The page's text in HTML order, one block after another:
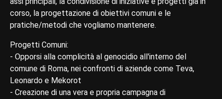
corso, la progettazione di obiettivi comuni e le
pratiche/metodi che vogliamo mantenere.
Progetti Comuni:
- Opporsi alla complicità al genocidio all'interno del
comune di Roma, nei confronti di aziende come Teva,
Leonardo e Mekorot
- Creazione di una vera e propria campagna di